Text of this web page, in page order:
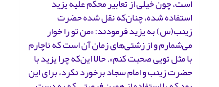
است، چون خیلی از تعابیر محکم علیه یزید
استفاده شده، چنان‌که نقل شده حضرت
زینب(س) به یزید فرمودند: «من تو را خوار
می‌شمارم و از زشتی‌های زمان آن است که ناچارم
با مثل تویی صحبت کنم». حالا این‌که چرا یزید با
حضرت زینب و امام سجاد برخورد نکرد، برای این